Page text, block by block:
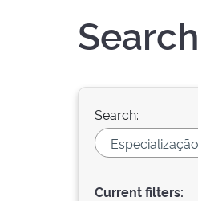
Search
Search:
Current filters: